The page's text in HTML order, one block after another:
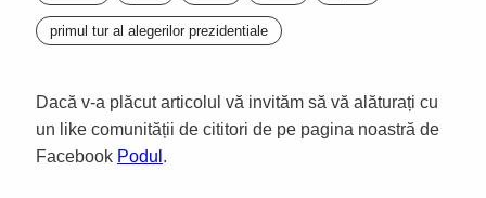
primul tur al alegerilor prezidentiale
Dacă v-a plăcut articolul vă invităm să vă alăturați cu
un like comunității de cititori de pe pagina noastră de
Facebook Podul .